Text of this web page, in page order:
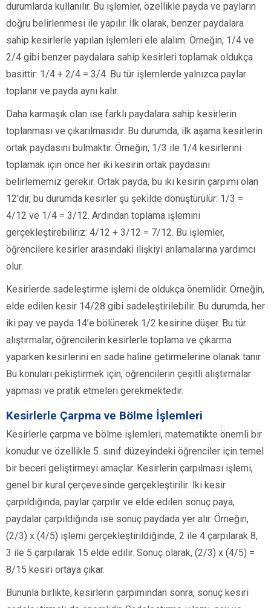
durumlarda kullanılır. Bu işlemler, özellikle payda ve payların
doğru belirlenmesi ile yapılır. İlk olarak, benzer paydalara
sahip kesirlerle yapılan işlemleri ele alalım. Örneğin, 1/4 ve
2/4 gibi benzer paydalara sahip kesirleri toplamak oldukça
basittir: 1/4 + 2/4 = 3/4. Bu tür işlemlerde yalnızca paylar
toplanır ve payda aynı kalır.
Daha karmaşık olan ise farklı paydalara sahip kesirlerin
toplanması ve çıkarılmasıdır. Bu durumda, ilk aşama kesirlerin
ortak paydasını bulmaktır. Örneğin, 1/3 ile 1/4 kesirlerini
toplamak için önce her iki kesirin ortak paydasını
belirlememiz gerekir. Ortak payda, bu iki kesirin çarpımı olan
12’dir, bu durumda kesirler şu şekilde dönüştürülür: 1/3 =
4/12 ve 1/4 = 3/12. Ardından toplama işlemini
gerçekleştirebiliriz: 4/12 + 3/12 = 7/12. Bu işlemler,
öğrencilere kesirler arasındaki ilişkiyi anlamalarına yardımcı
olur.
Kesirlerde sadeleştirme işlemi de oldukça önemlidir. Örneğin,
elde edilen kesir 14/28 gibi sadeleştirilebilir. Bu durumda, her
iki pay ve payda 14’e bölünerek 1/2 kesirine düşer. Bu tür
alıştırmalar, öğrencilerin kesirlerle toplama ve çıkarma
yaparken kesirlerini en sade haline getirmelerine olanak tanır.
Bu konuları pekiştirmek için, öğrencilerin çeşitli alıştırmalar
yapması ve pratik etmeleri gerekmektedir.
Kesirlerle Çarpma ve Bölme İşlemleri
Kesirlerle çarpma ve bölme işlemleri, matematikte önemli bir
konudur ve özellikle 5. sınıf düzeyindeki öğrenciler için temel
bir beceri geliştirmeyi amaçlar. Kesirlerin çarpılması işlemi,
genel bir kural çerçevesinde gerçekleştirilir: İki kesir
çarpıldığında, paylar çarpılır ve elde edilen sonuç paya,
paydalar çarpıldığında ise sonuç paydada yer alır. Örneğin,
(2/3) x (4/5) işlemi gerçekleştirildiğinde, 2 ile 4 çarpılarak 8,
3 ile 5 çarpılarak 15 elde edilir. Sonuç olarak, (2/3) x (4/5) =
8/15 kesiri ortaya çıkar.
Bununla birlikte, kesirlerin çarpımından sonra, sonuç kesiri